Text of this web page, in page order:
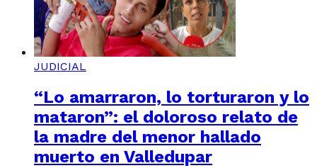
JUDICIAL
“Lo amarraron, lo torturaron y lo
mataron”: el doloroso relato de
la madre del menor hallado
muerto en Valledupar